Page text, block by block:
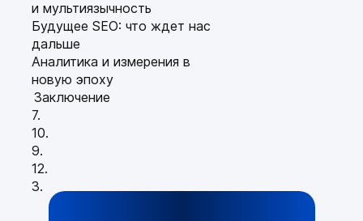
и мультиязычность
Будущее SEO: что ждет нас
дальше
Аналитика и измерения в
новую эпоху
Заключение
7.
10.
9.
12.
3.
Оглавление